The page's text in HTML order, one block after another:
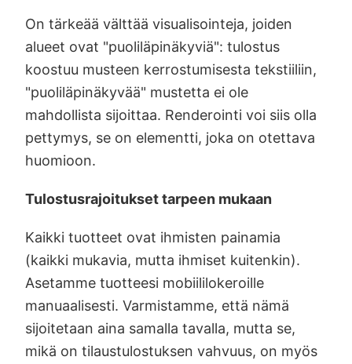
On tärkeää välttää visualisointeja, joiden
alueet ovat "puoliläpinäkyviä": tulostus
koostuu musteen kerrostumisesta tekstiiliin,
"puoliläpinäkyvää" mustetta ei ole
mahdollista sijoittaa. Renderointi voi siis olla
pettymys, se on elementti, joka on otettava
huomioon.
Tulostusrajoitukset tarpeen mukaan
Kaikki tuotteet ovat ihmisten painamia
(kaikki mukavia, mutta ihmiset kuitenkin).
Asetamme tuotteesi mobiililokeroille
manuaalisesti. Varmistamme, että nämä
sijoitetaan aina samalla tavalla, mutta se,
mikä on tilaustulostuksen vahvuus, on myös